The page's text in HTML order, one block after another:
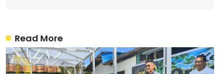
Read More